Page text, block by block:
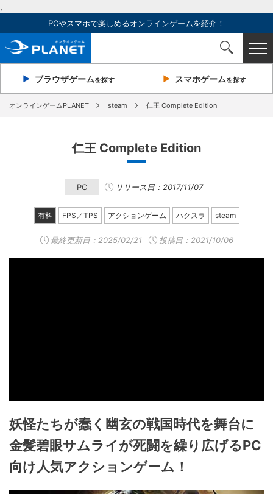
,
PCやスマホで楽しめるオンラインゲームを紹介！
ブラウザゲームを探す スマホゲームを探す
オンラインゲームPLANET steam 仁王 Complete Edition
仁王 Complete Edition
PC リリース日：2017/11/07
有料 FPS／TPS アクションゲーム ハクスラ steam
最終更新日： 2025/02/21 投稿日：2021/10/06
妖怪たちが蠢く幽玄の戦国時代を舞台に
金髪碧眼サムライが死闘を繰り広げるPC
向け人気アクションゲーム！